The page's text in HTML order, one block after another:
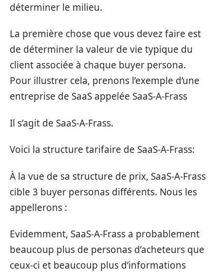
déterminer le milieu.
La première chose que vous devez faire est
de déterminer la valeur de vie typique du
client associée à chaque buyer persona.
Pour illustrer cela, prenons l’exemple d’une
entreprise de SaaS appelée SaaS-A-Frass
Il s’agit de SaaS-A-Frass.
Voici la structure tarifaire de SaaS-A-Frass:
À la vue de sa structure de prix, SaaS-A-Frass
cible 3 buyer personas différents. Nous les
appellerons :
Evidemment, SaaS-A-Frass a probablement
beaucoup plus de personas d’acheteurs que
ceux-ci et beaucoup plus d’informations